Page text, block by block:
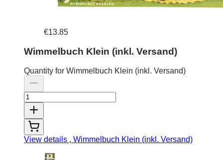
€13.85
Wimmelbuch Klein (inkl. Versand)
Quantity for Wimmelbuch Klein (inkl. Versand)
View details , Wimmelbuch Klein (inkl. Versand)